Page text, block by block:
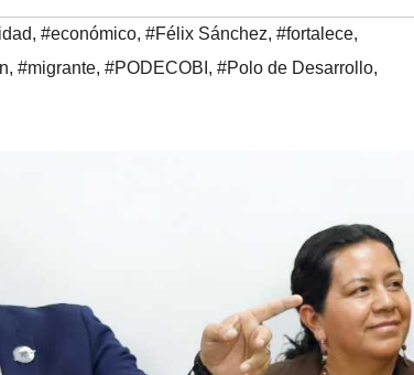
, #económico, #Félix Sánchez, #fortalece,
, #migrante, #PODECOBI , #Polo de Desarrollo,